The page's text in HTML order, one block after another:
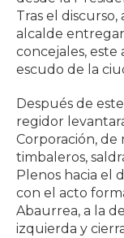
Tras el
alcalde
concejales, este
escudo de la
Después de
regidor
Corporación,
timbaleros,
Plenos hacia el
con el acto
Abaurrea, a la
izquierda y